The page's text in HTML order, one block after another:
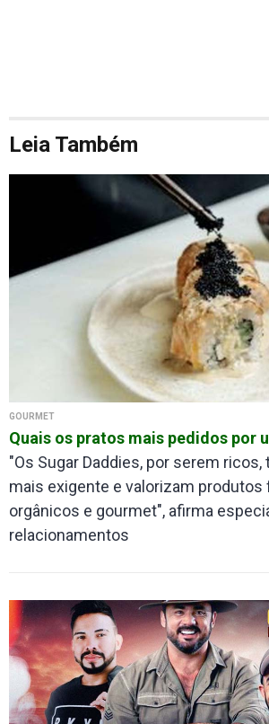
Leia Também
GOURMET
Quais os pratos mais pedidos por
"Os Sugar Daddies, por serem ricos,
mais exigente e valorizam produtos
orgânicos e gourmet", afirma
relacionamentos